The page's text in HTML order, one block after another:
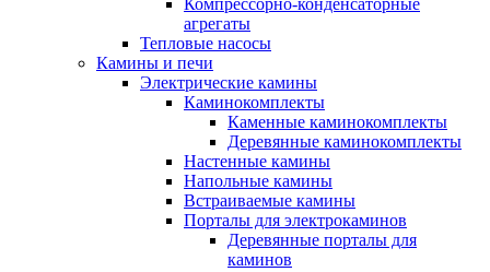
агрегаты
Тепловые насосы
Камины и печи
Электрические камины
Каминокомплекты
Каменные каминокомплекты
Деревянные каминокомплекты
Настенные камины
Напольные камины
Встраиваемые камины
Порталы для электрокаминов
Деревянные порталы для
каминов